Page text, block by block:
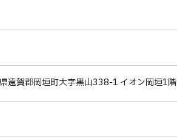
賀郡岡垣町大字黒山338-1 イオン岡垣1階